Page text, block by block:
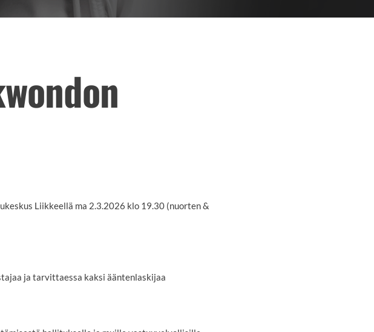
Liikkeellä ma 2.3.2026 klo 19.30 (nuorten &
ja tarvittaessa kaksi ääntenlaskijaa